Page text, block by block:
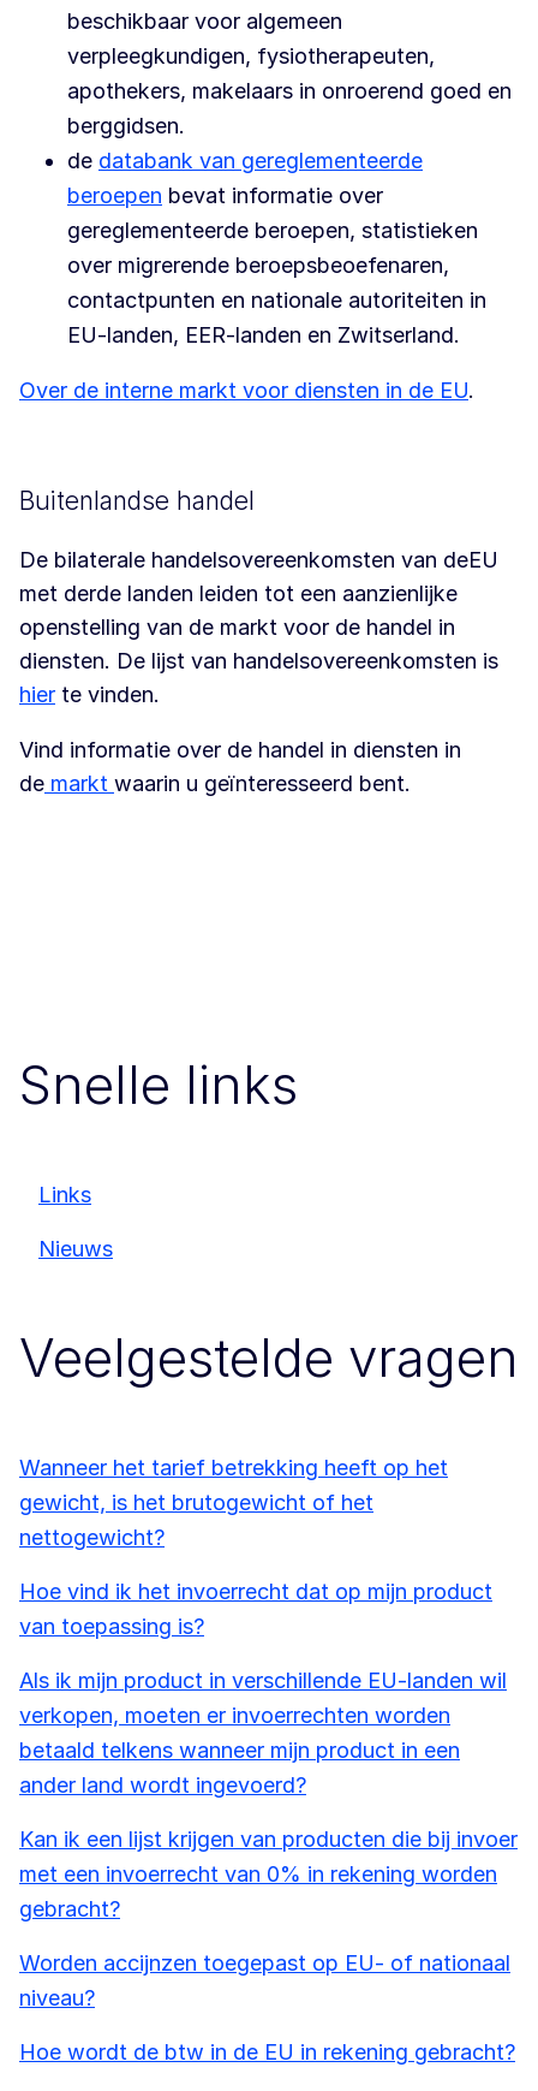
beschikbaar voor algemeen
verpleegkundigen, fysiotherapeuten,
apothekers, makelaars in onroerend goed en
berggidsen.
de databank van gereglementeerde
beroepen bevat informatie over
gereglementeerde beroepen, statistieken
over migrerende beroepsbeoefenaren,
contactpunten en nationale autoriteiten in
EU-landen, EER-landen en Zwitserland.
Over de interne markt voor diensten in de EU.
Buitenlandse handel
De bilaterale handelsovereenkomsten van deEU
met derde landen leiden tot een aanzienlijke
openstelling van de markt voor de handel in
diensten. De lijst van handelsovereenkomsten is
hier te vinden.
Vind informatie over de handel in diensten in
de markt waarin u geïnteresseerd bent.
Snelle links
Links
Nieuws
Veelgestelde vragen
Wanneer het tarief betrekking heeft op het
gewicht, is het brutogewicht of het
nettogewicht?
Hoe vind ik het invoerrecht dat op mijn product
van toepassing is?
Als ik mijn product in verschillende EU-landen wil
verkopen, moeten er invoerrechten worden
betaald telkens wanneer mijn product in een
ander land wordt ingevoerd?
Kan ik een lijst krijgen van producten die bij invoer
met een invoerrecht van 0% in rekening worden
gebracht?
Worden accijnzen toegepast op EU- of nationaal
niveau?
Hoe wordt de btw in de EU in rekening gebracht?